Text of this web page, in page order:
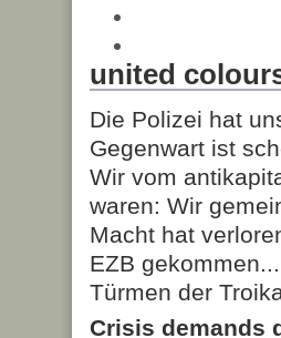
united
Die Polizei hat
Gegenwart ist
Wir vom
waren: Wir
Macht hat
EZB
Türmen der
Crisis demands